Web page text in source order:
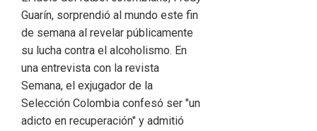
Guarín, sorprendió al mundo este fin
de semana al revelar públicamente
su lucha contra el alcoholismo. En
una entrevista con la revista
Semana, el exjugador de la
Selección Colombia confesó ser "un
adicto en recuperación" y admitió